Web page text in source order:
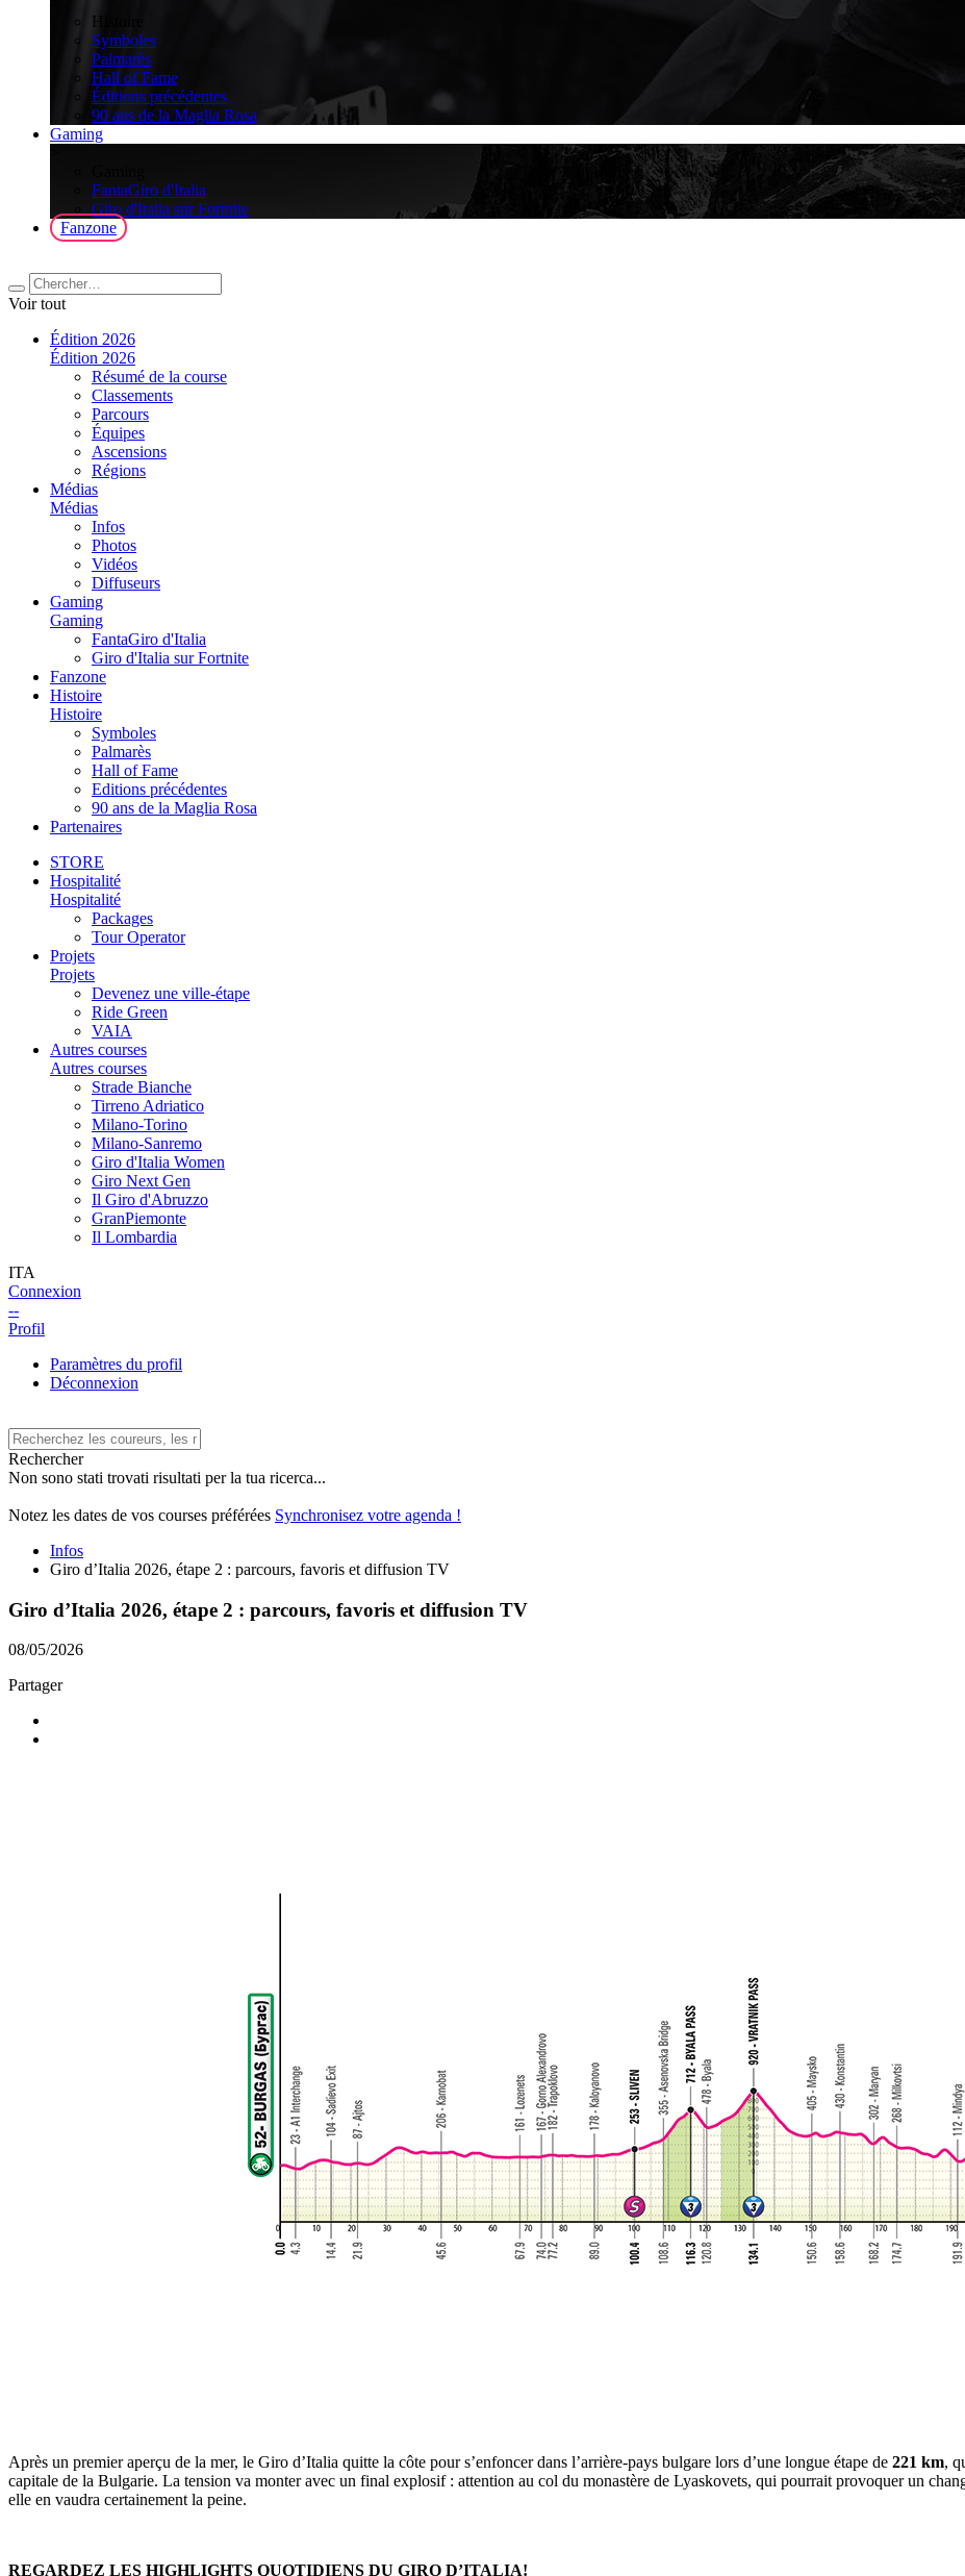
Histoire
Symboles
Palmarès
Hall of Fame
Éditions précédentes
90 ans de la Maglia Rosa
Gaming
FantaGiro d'Italia
Giro d'Italia sur Fortnite
Fanzone
Voir tout
Édition 2026
Édition 2026
Résumé de la course
Classements
Parcours
Équipes
Ascensions
Régions
Médias
Médias
Infos
Photos
Vidéos
Diffuseurs
Gaming
Gaming
FantaGiro d'Italia
Giro d'Italia sur Fortnite
Fanzone
Histoire
Histoire
Symboles
Palmarès
Hall of Fame
Editions précédentes
90 ans de la Maglia Rosa
Partenaires
STORE
Hospitalité
Hospitalité
Packages
Tour Operator
Projets
Projets
Devenez une ville-étape
Ride Green
VAIA
Autres courses
Autres courses
Strade Bianche
Tirreno Adriatico
Milano-Torino
Milano-Sanremo
Giro d'Italia Women
Giro Next Gen
Il Giro d'Abruzzo
GranPiemonte
Il Lombardia
ITA
Connexion
--
Profil
Paramètres du profil
Déconnexion
Rechercher
Non sono stati trovati risultati per la tua ricerca...
Notez les dates de vos courses préférées Synchronisez votre agenda !
Infos
Giro d’Italia 2026, étape 2 : parcours, favoris et diffusion TV
Giro d’Italia 2026, étape 2 : parcours, favoris et diffusion TV
08/05/2026
Partager
Après un premier aperçu de la mer, le Giro d’Italia quitte la côte pour s’enfoncer dans l’arrière-pays bulgare lors d’une longue étape de 221 km,
capitale de la Bulgarie. La tension va monter avec un final explosif : attention au col du monastère de Lyaskovets, qui pourrait provoquer un
elle en vaudra certainement la peine.
REGARDEZ LES HIGHLIGHTS QUOTIDIENS DU GIRO D’ITALIA!